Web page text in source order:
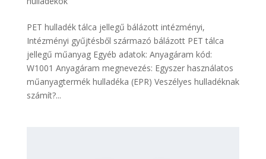
PET hulladék tálca jellegű bálázott intézményi,
Intézményi gyűjtésből származó bálázott PET tálca
jellegű műanyag Egyéb adatok: Anyagáram kód:
W1001 Anyagáram megnevezés: Egyszer használatos
műanyagtermék hulladéka (EPR) Veszélyes hulladéknak
számít?...